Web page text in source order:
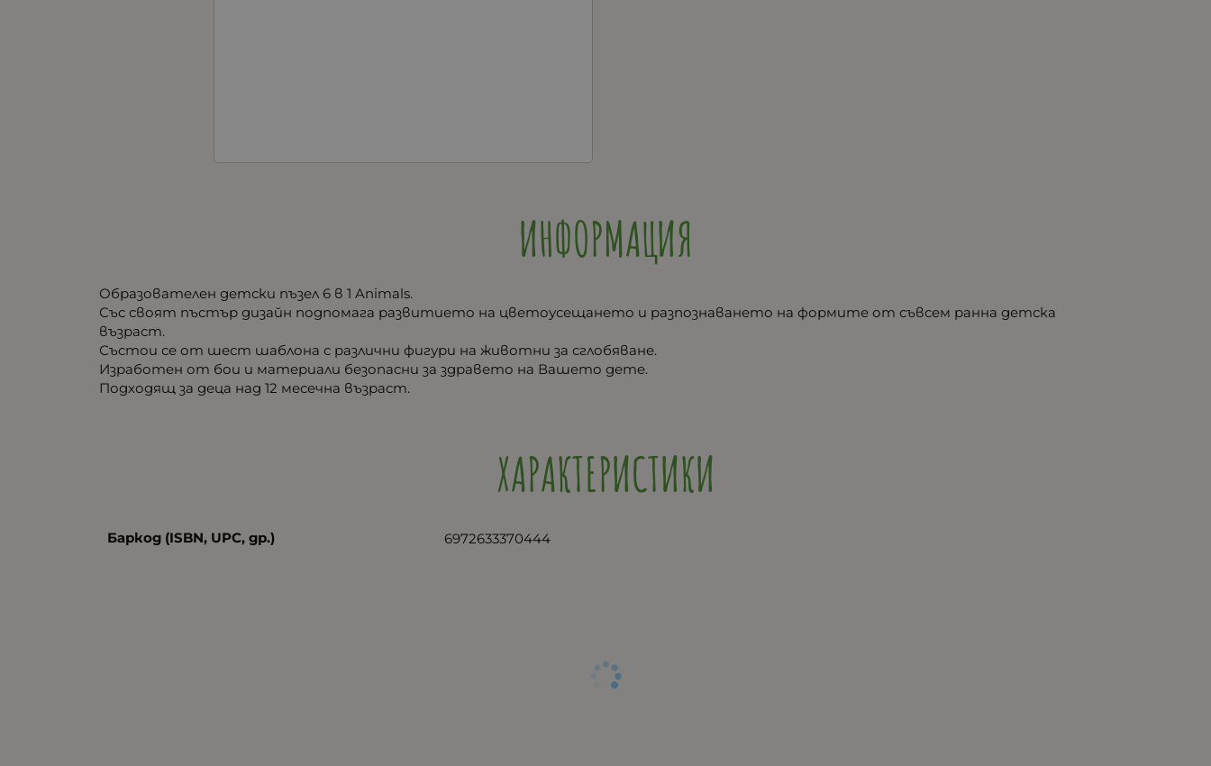
ИНФОРМАЦИЯ
Образователен детски пъзел 6 в 1 Animals.
Със своят пъстър дизайн подпомага развитието на цветоусещането и разпознаването на формите от съвсем ранна детска
възраст.
Състои се от шест шаблона с различни фигури на животни за сглобяване.
Изработен от бои и материали безопасни за здравето на Вашето дете.
Подходящ за деца над 12 месечна възраст.
ХАРАКТЕРИСТИКИ
Баркод (ISBN, UPC, др.) 6972633370444